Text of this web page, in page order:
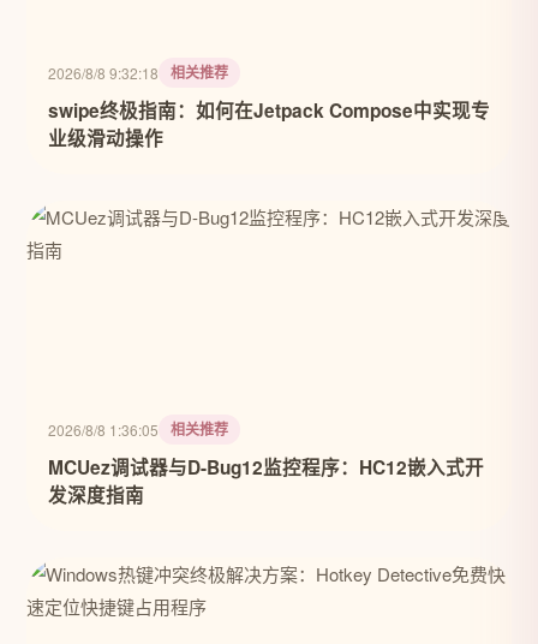
2026/8/8 9:32:18 相关推荐
swipe终极指南：如何在Jetpack Compose中实现专
业级滑动操作
2026/8/8 1:36:05 相关推荐
MCUez调试器与D-Bug12监控程序：HC12嵌入式开
发深度指南